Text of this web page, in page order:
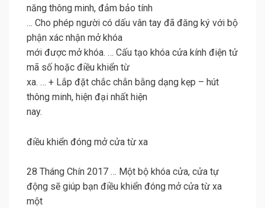
năng thông minh, đảm bảo tính
… Cho phép người có dấu vân tay đã đăng ký với bộ
phận xác nhận mở khóa
mới được mở khóa. … Cấu tạo khóa cửa kính điện tử
mã số hoặc điều khiển từ
xa. … + Lắp đặt chắc chắn bằng dạng kẹp – hút
thông minh, hiện đại nhất hiện
nay.
điều khiển đóng mở cửa từ xa
28 Tháng Chín 2017 … Một bộ khóa cửa, cửa tự
động sẽ giúp bạn điều khiển đóng mở cửa từ xa
một